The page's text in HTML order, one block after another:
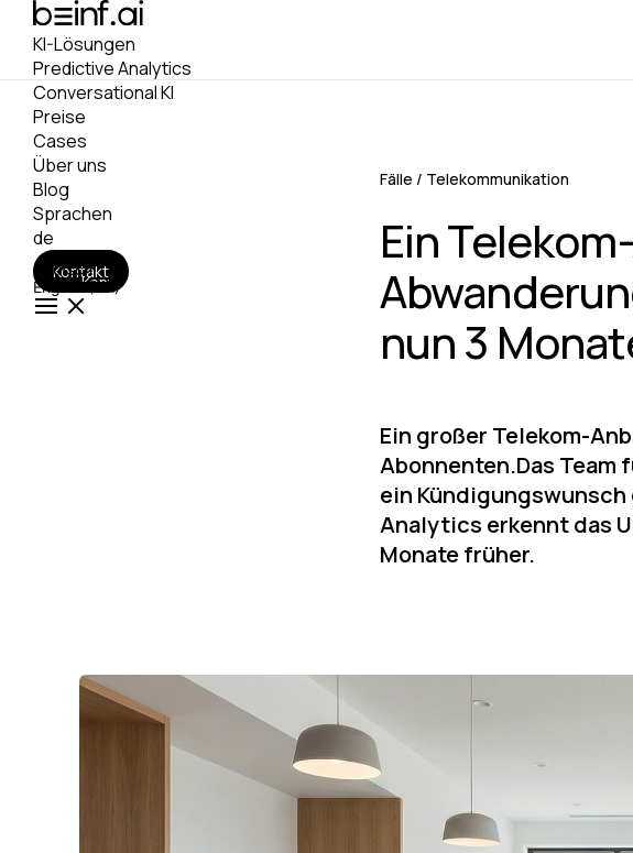
KI-Lösungen
Predictive Analytics
Conversational KI
Preise
Сases
Über uns
Blog
Sprachen
de
Deutsch
English (UK)
Kontakt
Kontakt
Fälle / Telekommunikation
Ein
nun 3
Ein großer Telekom-
Abonnenten.Das
ein
Analytics erkennt das
Monate früher.